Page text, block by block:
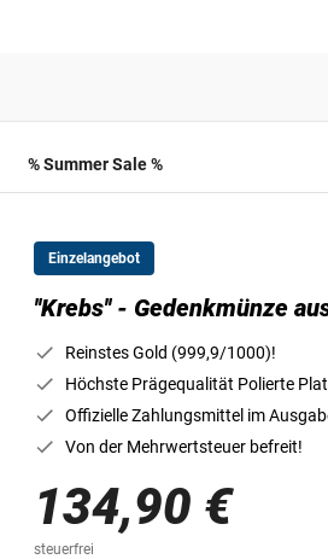
% Summer Sale %
Einzelangebot
''Krebs'' - Gedenkmünze
Reinstes Gold (999,9/1000)!
Höchste Prägequalität Polierte
Offizielle Zahlungsmittel im
Von der Mehrwertsteuer befreit!
134,90 €
steuerfrei